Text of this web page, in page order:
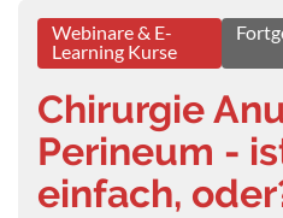
Webinare & E-
Learning Kurse
Chirurgie
Perineum -
einfach,